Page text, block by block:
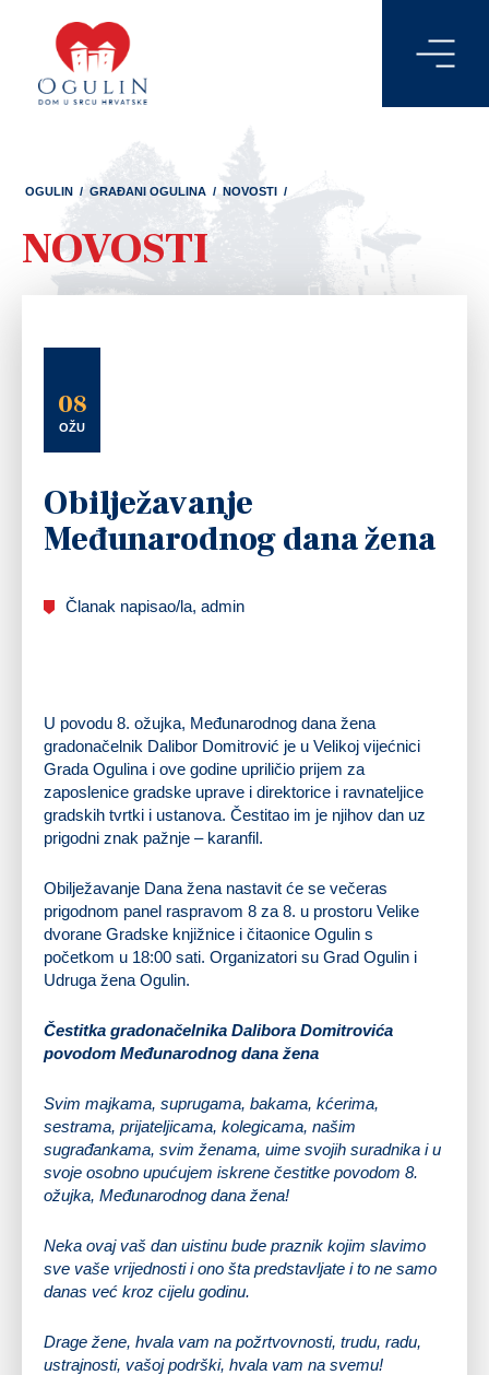
OGULIN / GRAĐANI OGULINA / NOVOSTI /
NOVOSTI
08
OŽU
Obilježavanje
Međunarodnog dana žena
Članak napisao/la, admin
U povodu 8. ožujka, Međunarodnog dana žena
gradonačelnik Dalibor Domitrović je u Velikoj vijećnici
Grada Ogulina i ove godine upriličio prijem za
zaposlenice gradske uprave i direktorice i ravnateljice
gradskih tvrtki i ustanova. Čestitao im je njihov dan uz
prigodni znak pažnje – karanfil.
Obilježavanje Dana žena nastavit će se večeras
prigodnom panel raspravom 8 za 8. u prostoru Velike
dvorane Gradske knjižnice i čitaonice Ogulin s
početkom u 18:00 sati. Organizatori su Grad Ogulin i
Udruga žena Ogulin.
Čestitka gradonačelnika Dalibora Domitrovića
povodom Međunarodnog dana žena
Svim majkama, suprugama, bakama, kćerima,
sestrama, prijateljicama, kolegicama, našim
sugrađankama, svim ženama, uime svojih suradnika i u
svoje osobno upućujem iskrene čestitke povodom 8.
ožujka, Međunarodnog dana žena!
Neka ovaj vaš dan uistinu bude praznik kojim slavimo
sve vaše vrijednosti i ono šta predstavljate i to ne samo
danas već kroz cijelu godinu.
Drage žene, hvala vam na požrtvovnosti, trudu, radu,
ustrajnosti, vašoj podrški, hvala vam na svemu!